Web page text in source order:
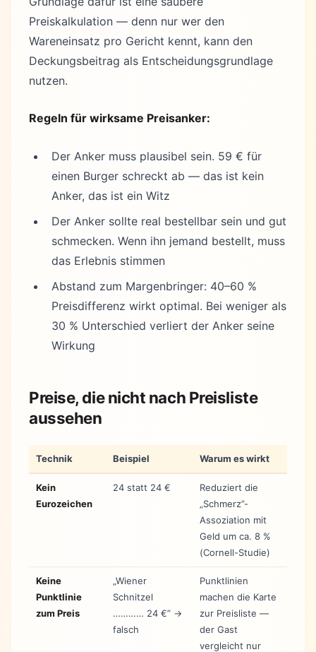
Preiskalkulation — denn nur wer den
Wareneinsatz pro Gericht kennt, kann den
Deckungsbeitrag als Entscheidungsgrundlage
nutzen.
Regeln für wirksame Preisanker:
Der Anker muss plausibel sein. 59 € für
einen Burger schreckt ab — das ist kein
Anker, das ist ein Witz
Der Anker sollte real bestellbar sein und gut
schmecken. Wenn ihn jemand bestellt, muss
das Erlebnis stimmen
Abstand zum Margenbringer: 40–60 %
Preisdifferenz wirkt optimal. Bei weniger als
30 % Unterschied verliert der Anker seine
Wirkung
Preise, die nicht nach Preisliste
aussehen
Technik Beispiel Warum es wirkt
Kein
Eurozeichen
24 statt 24 €
Reduziert die
„Schmerz”-
Assoziation mit
Geld um ca. 8 %
(Cornell-Studie)
Keine
Punktlinie
zum Preis
„Wiener
Schnitzel
………… 24 €” →
falsch
Punktlinien
machen die Karte
zur Preisliste —
der Gast
vergleicht nur